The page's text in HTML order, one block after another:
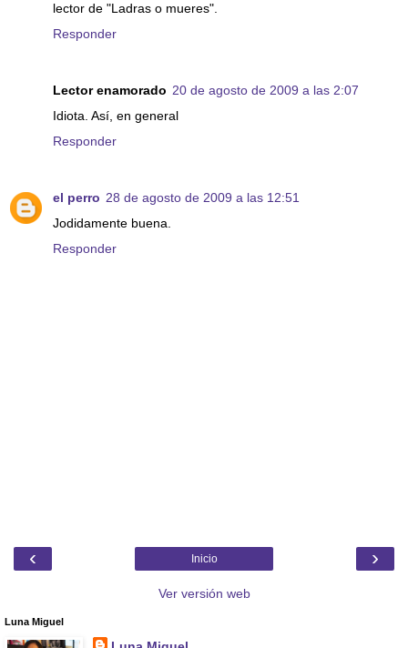
lector de "Ladras o mueres".
Responder
Lector enamorado 20 de agosto de 2009 a las 2:07
Idiota. Así, en general
Responder
el perro 28 de agosto de 2009 a las 12:51
Jodidamente buena.
Responder
‹ ›
Inicio
Ver versión web
Luna Miguel